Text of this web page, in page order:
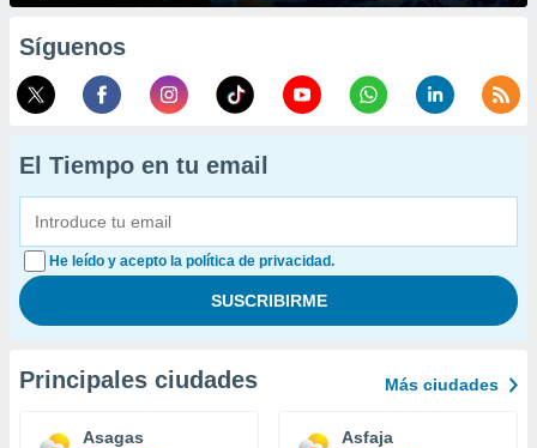
Síguenos
El Tiempo en tu email
He leído y acepto la política de privacidad.
Principales ciudades Más ciudades
Asagas Asfaja